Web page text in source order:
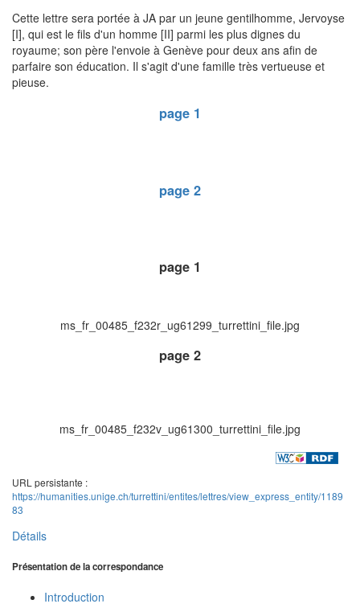
Cette lettre sera portée à JA par un jeune gentilhomme, Jervoyse
[I], qui est le fils d'un homme [II] parmi les plus dignes du
royaume; son père l'envoie à Genève pour deux ans afin de
parfaire son éducation. Il s'agit d'une famille très vertueuse et
pieuse.
page 1
page 2
page 1
ms_fr_00485_f232r_ug61299_turrettini_file.jpg
page 2
ms_fr_00485_f232v_ug61300_turrettini_file.jpg
URL persistante :
https://humanities.unige.ch/turrettini/entites/lettres/view_express_entity/1189
83
Détails
Présentation de la correspondance
Introduction